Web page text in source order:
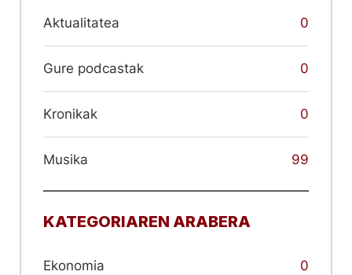
Aktualitatea 0
Gure podcastak 0
Kronikak 0
Musika 99
KATEGORIAREN ARABERA
Ekonomia 0